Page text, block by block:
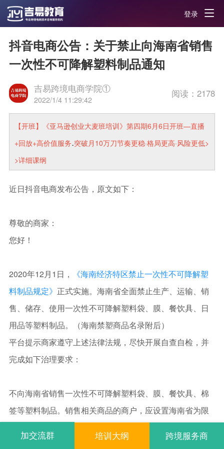
登录
抖音电商公告：关于禁止向海南省销售
一次性不可降解塑料制品通知
吉易跨境电商学院①
2022/1/4 11:29:42
阅读：2178
【开班】《亚马逊创业大麦班培训》第四期6月6日开班—直播
+回放+高价值服务.突破月10万刀节奏更稳·格局更高·风险更低>
>详细课纲
近日抖音电商发布公告，原文如下：
尊敬的商家：
您好！
2020年12月1日，
《海南经济特区禁止一次性不可降解塑
料制品规定》 正式实施。海南省全面禁止生产、运输、销
售、储存、使用一次性不可降解塑料袋、膜、餐饮具、日
用品等塑料制品。（海南禁塑商品名录附后）
平台提示商家遵守上述法律法规，尽快开展自查自检，并
完成如下治理要求：
不向海南省销售一次性不可降解塑料袋、膜、餐饮具、棉
签等塑料制品。销售相关商品的商户，应设置海南省为限
加交流群 培训大纲 跨境服务商